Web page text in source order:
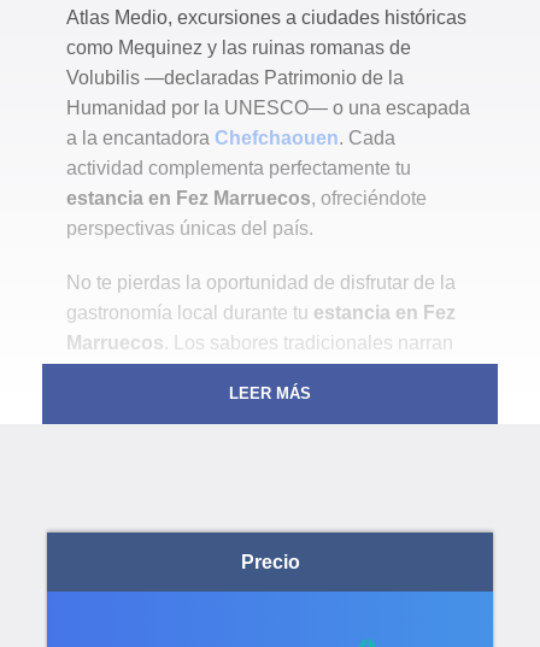
Precio
Atlas Medio, excursiones a ciudades históricas
como Mequinez y las ruinas romanas de
Volubilis —declaradas Patrimonio de la
Humanidad por la UNESCO— o una escapada
a la encantadora Chefchaouen. Cada
actividad complementa perfectamente tu
estancia en Fez Marruecos, ofreciéndote
perspectivas únicas del país.
No te pierdas la oportunidad de disfrutar de la
gastronomía local durante tu estancia en Fez
Marruecos. Los sabores tradicionales narran
experiencia cultural. Además, las visitas
estancia en Fez Marruecos
LEER MÁS